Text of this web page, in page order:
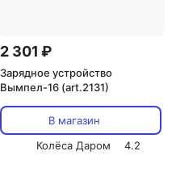
2 301 ₽
Зарядное устройство
Вымпел-16 (art.2131)
В магазин
Колёса Даром
4.2